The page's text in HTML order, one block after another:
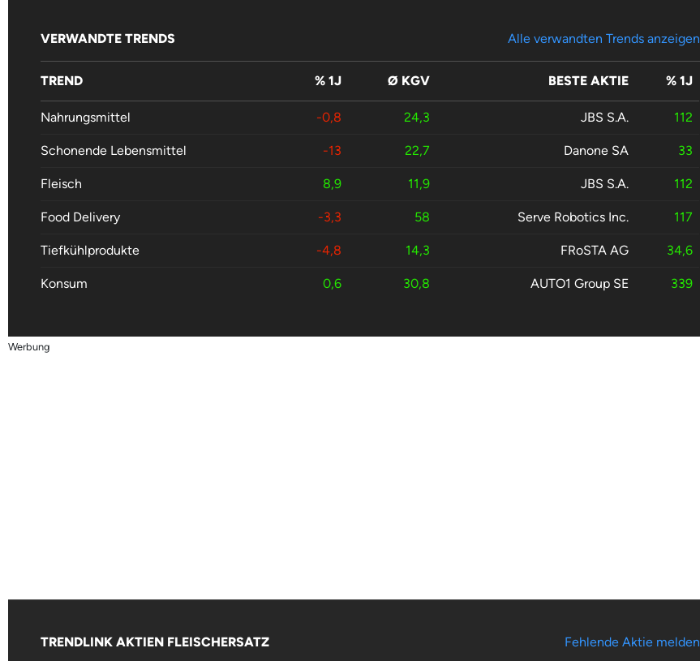
VERWANDTE TRENDS
TREND % 1J Ø KGV BESTE AKTIE % 1J
Nahrungsmittel -0,8 24,3 JBS S.A. 112
Schonende Lebensmittel -13 22,7 Danone SA 33
Fleisch 8,9 11,9 JBS S.A. 112
Food Delivery -3,3 58 Serve Robotics Inc. 117
Tiefkühlprodukte -4,8 14,3 FRoSTA AG 34,6
Konsum 0,6 30,8 AUTO1 Group SE 339
Alle verwandten Trends anzeigen
Werbung
TRENDLINK AKTIEN FLEISCHERSATZ Fehlende Aktie melden